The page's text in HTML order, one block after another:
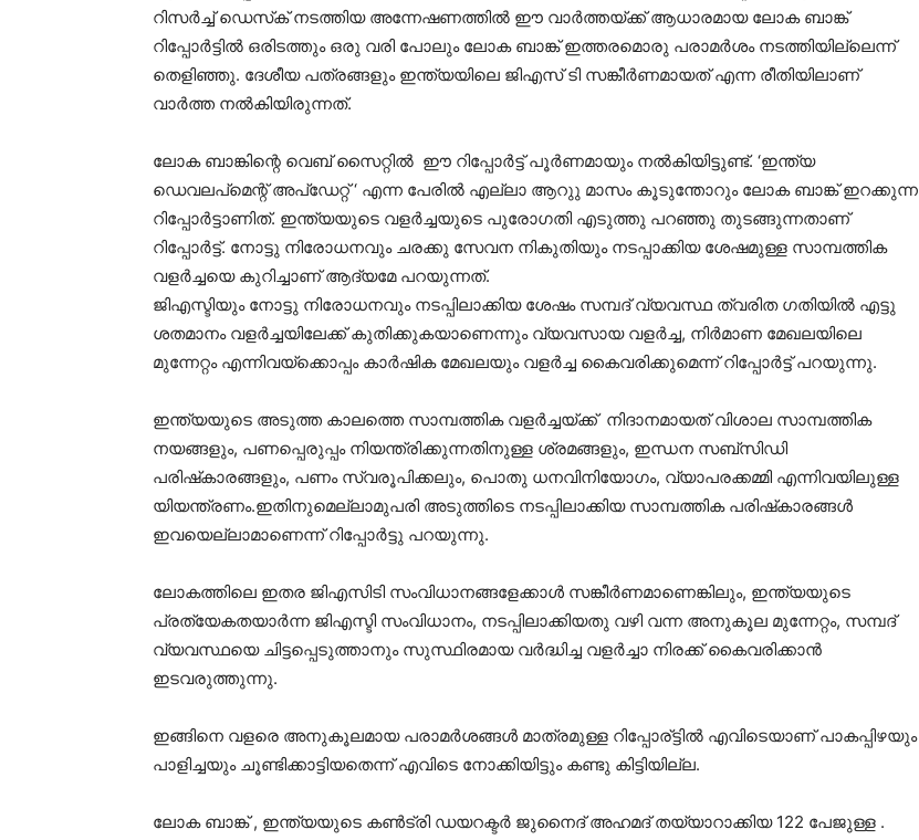
റിസര്‍ച്ച് ഡെസ്‌ക് നടത്തിയ അന്നേഷണത്തില്‍ ഈ വാര്‍ത്തയ്ക്ക് ആധാരമായ ലോക ബാങ്ക്
റിപ്പോര്‍ട്ടില്‍ ഒരിടത്തും ഒരു വരി പോലും ലോക ബാങ്ക് ഇത്തരമൊരു പരാമര്‍ശം നടത്തിയില്ലെന്ന്
തെളിഞ്ഞു. ദേശീയ പത്രങ്ങളും ഇന്ത്യയിലെ ജിഎസ് ടി സങ്കീര്‍ണമായത് എന്ന രീതിയിലാണ്
വാര്‍ത്ത നല്‍കിയിരുന്നത്.
ലോക ബാങ്കിന്റെ വെബ് സൈറ്റില്‍ ഈ റിപ്പോര്‍ട്ട് പൂര്‍ണമായും നല്‍കിയിട്ടുണ്ട്. ‘ഇന്ത്യ
ഡെവലപ്‌മെന്റ് അപ്‌ഡേറ്റ് ‘ എന്ന പേരില്‍ എല്ലാ ആറുു മാസം കൂടുന്തോറും ലോക ബാങ്ക് ഇറക്കുന്ന
റിപ്പോര്‍ട്ടാണിത്. ഇന്ത്യയുടെ വളര്‍ച്ചയുടെ പുരോഗതി എടുത്തു പറഞ്ഞു തുടങ്ങുന്നതാണ്
റിപ്പോര്‍ട്ട്. നോട്ടു നിരോധനവും ചരക്കു സേവന നികുതിയും നടപ്പാക്കിയ ശേഷമുള്ള സാമ്പത്തിക
വളര്‍ച്ചയെ കുറിച്ചാണ് ആദ്യമേ പറയുന്നത്.
ജിഎസ്ടിയും നോട്ടു നിരോധനവും നടപ്പിലാക്കിയ ശേഷം സമ്പദ് വ്യവസ്ഥ ത്വരിത ഗതിയില്‍ എട്ടു
ശതമാനം വളര്‍ച്ചയിലേക്ക് കുതിക്കുകയാണെന്നും വ്യവസായ വളര്‍ച്ച, നിര്‍മാണ മേഖലയിലെ
മുന്നേറ്റം എന്നിവയ്‌ക്കൊപ്പം കാര്‍ഷിക മേഖലയും വളര്‍ച്ച കൈവരിക്കുമെന്ന് റിപ്പോര്‍ട്ട് പറയുന്നു.
ഇന്ത്യയുടെ അടുത്ത കാലത്തെ സാമ്പത്തിക വളര്‍ച്ചയ്ക്ക് നിദാനമായത് വിശാല സാമ്പത്തിക
നയങ്ങളും, പണപ്പെരുപ്പം നിയന്ത്രിക്കുന്നതിനുള്ള ശ്രമങ്ങളും, ഇന്ധന സബ്‌സിഡി
പരിഷ്‌കാരങ്ങളും, പണം സ്വരൂപിക്കലും, പൊതു ധനവിനിയോഗം, വ്യാപരക്കമ്മി എന്നിവയിലുള്ള
യിയന്ത്രണം.ഇതിനുമെല്ലാമുപരി അടുത്തിടെ നടപ്പിലാക്കിയ സാമ്പത്തിക പരിഷ്‌കാരങ്ങള്‍
ഇവയെല്ലാമാണെന്ന് റിപ്പോര്‍ട്ടു പറയുന്നു.
ലോകത്തിലെ ഇതര ജിഎസിടി സംവിധാനങ്ങളേക്കാള്‍ സങ്കീര്‍ണമാണെങ്കിലും, ഇന്ത്യയുടെ
പ്രത്യേകതയാര്‍ന്ന ജിഎസ്ടി സംവിധാനം, നടപ്പിലാക്കിയതു വഴി വന്ന അനുകൂല മുന്നേറ്റം, സമ്പദ്
വ്യവസ്ഥയെ ചിട്ടപ്പെടുത്താനും സുസ്ഥിരമായ വര്‍ദ്ധിച്ച വളര്‍ച്ചാ നിരക്ക് കൈവരിക്കാന്‍
ഇടവരുത്തുന്നു.
ഇങ്ങിനെ വളരെ അനുകൂലമായ പരാമര്‍ശങ്ങള്‍ മാത്രമുള്ള റിപ്പോര്ട്ടില്‍ എവിടെയാണ് പാകപ്പിഴയും
പാളിച്ചയും ചൂണ്ടിക്കാട്ടിയതെന്ന് എവിടെ നോക്കിയിട്ടും കണ്ടു കിട്ടിയില്ല.
ലോക ബാങ്ക് , ഇന്ത്യയുടെ കണ്‍ട്രി ഡയറക്ടര്‍ ജുനൈദ് അഹമദ് തയ്യാറാക്കിയ 122 പേജുള്ള .